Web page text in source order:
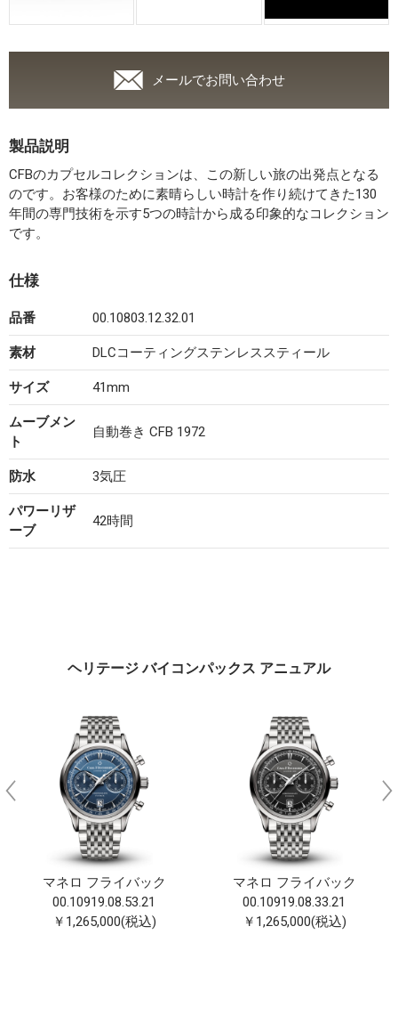
メールでお問い合わせ
製品説明
CFBのカプセルコレクションは、この新しい旅の出発点となる
のです。お客様のために素晴らしい時計を作り続けてきた130
年間の専門技術を示す5つの時計から成る印象的なコレクション
です。
仕様
品番 00.10803.12.32.01
素材 DLCコーティングステンレススティール
サイズ 41mm
ムーブメン
ト
自動巻き CFB 1972
防水 3気圧
パワーリザ
ーブ
42時間
ヘリテージ バイコンパックス アニュアル
マネロ フライバック
00.10919.08.53.21
￥1,265,000(税込)
マネロ フライバック
00.10919.08.33.21
￥1,265,000(税込)